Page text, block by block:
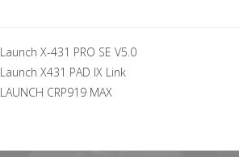
Launch X-431 PRO SE V5.0
Launch X431 PAD IX Link
LAUNCH CRP919 MAX